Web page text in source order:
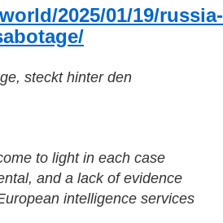
2025/01/19/russia-
steckt hinter den
to light in each case
and a lack of evidence
intelligence services